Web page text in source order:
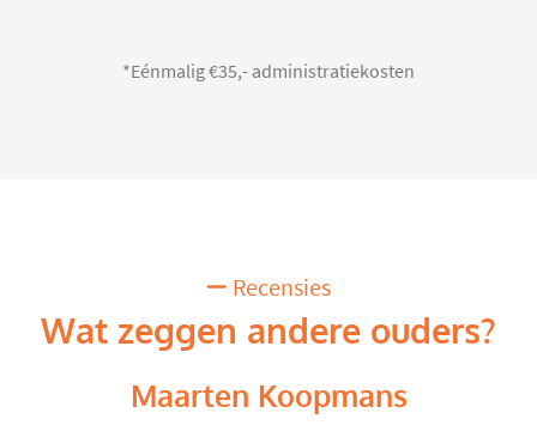
*Eénmalig €35,- administratiekosten
Recensies
Wat zeggen andere ouders?
Maarten Koopmans